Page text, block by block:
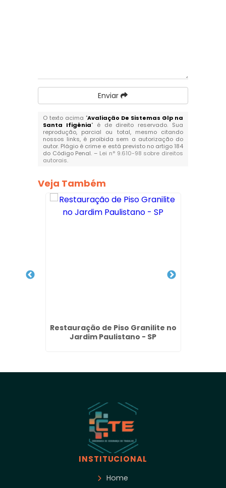
Enviar
O texto acima "Avaliação De Sistemas Glp na
Santa Ifigênia" é de direito reservado. Sua
reprodução, parcial ou total, mesmo citando
nossos links, é proibida sem a autorização do
autor. Plágio é crime e está previsto no artigo 184
do Código Penal. – Lei n° 9.610-98 sobre direitos
autorais.
Veja Também
Restauração de Piso Granilite no
Jardim Paulistano - SP
INSTITUCIONAL
Home